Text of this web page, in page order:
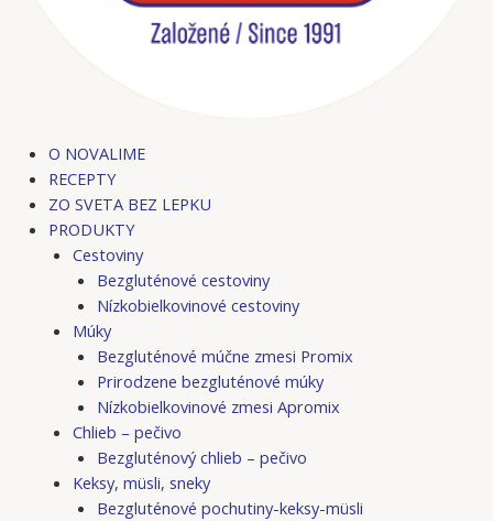
O NOVALIME
RECEPTY
ZO SVETA BEZ LEPKU
PRODUKTY
Cestoviny
Bezgluténové cestoviny
Nízkobielkovinové cestoviny
Múky
Bezgluténové múčne zmesi Promix
Prirodzene bezgluténové múky
Nízkobielkovinové zmesi Apromix
Chlieb – pečivo
Bezgluténový chlieb – pečivo
Keksy, müsli, sneky
Bezgluténové pochutiny-keksy-müsli